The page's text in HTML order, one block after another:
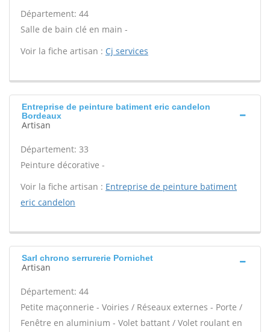
Département: 44
Salle de bain clé en main -
Voir la fiche artisan : Cj services
Entreprise de peinture batiment eric candelon
Bordeaux
Artisan
Département: 33
Peinture décorative -
Voir la fiche artisan : Entreprise de peinture batiment
eric candelon
Sarl chrono serrurerie Pornichet
Artisan
Département: 44
Petite maçonnerie - Voiries / Réseaux externes - Porte /
Fenêtre en aluminium - Volet battant / Volet roulant en